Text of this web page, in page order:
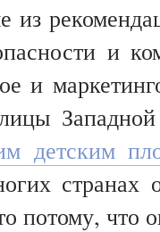
из
и
и
детским
странах
потому, что